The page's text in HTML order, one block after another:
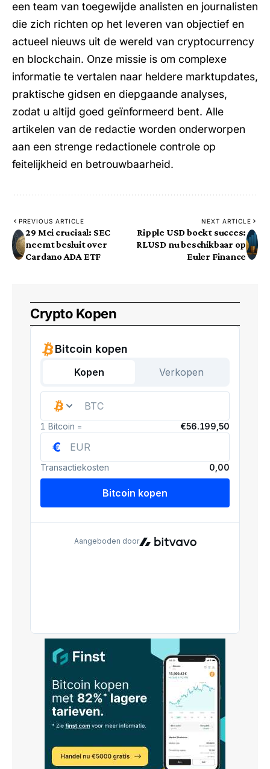
een team van toegewijde analisten en journalisten
die zich richten op het leveren van objectief en
actueel nieuws uit de wereld van cryptocurrency
en blockchain. Onze missie is om complexe
informatie te vertalen naar heldere marktupdates,
praktische gidsen en diepgaande analyses,
zodat u altijd goed geïnformeerd bent. Alle
artikelen van de redactie worden onderworpen
aan een strenge redactionele controle op
feitelijkheid en betrouwbaarheid.
PREVIOUS ARTICLE
29 Mei cruciaal: SEC
neemt besluit over
Cardano ADA ETF
NEXT ARTICLE
Ripple USD boekt succes:
RLUSD nu beschikbaar op
Euler Finance
Crypto Kopen